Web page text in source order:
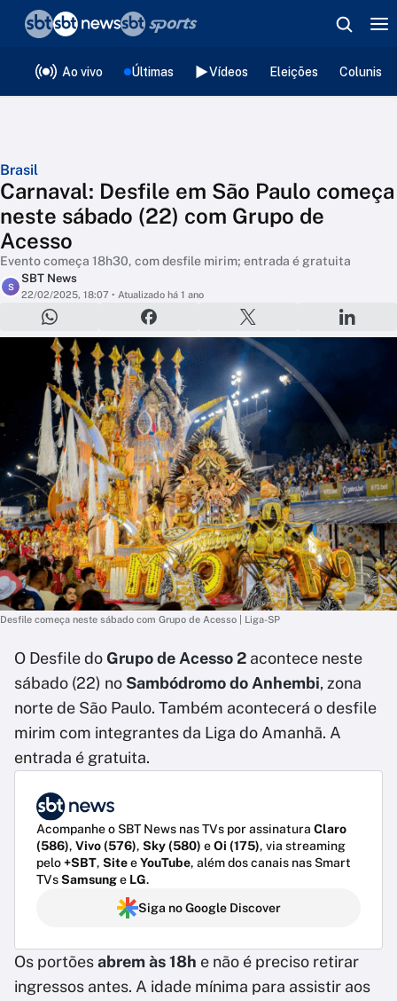
Ao vivo Últimas Vídeos Eleições
Brasil
Carnaval: Desfile em São Paulo começa
neste sábado (22) com Grupo de
Acesso
Evento começa 18h30, com desfile mirim; entrada é gratuita
S
SBT News
22/02/2025, 18:07 • Atualizado há 1 ano
Desfile começa neste sábado com Grupo de Acesso | Liga-SP
O Desfile doGrupo de Acesso 2 acontece neste
sábado (22) no Sambódromo do Anhembi, zona
norte de São Paulo. Também acontecerá o desfile
mirim com integrantes da Liga do Amanhã. A
entrada é gratuita.
Acompanhe o SBT News nas TVs por assinatura Claro
(586), Vivo (576), Sky (580) eOi (175), via streaming
pelo+SBT, SiteeYouTube, além dos canais nas Smart
TVsSamsunge LG.
Siga no Google Discover
Os portõesabrem às 18h e não é preciso retirar
ingressos antes. A idade mínima para assistir aos
❮voltar
Editorias